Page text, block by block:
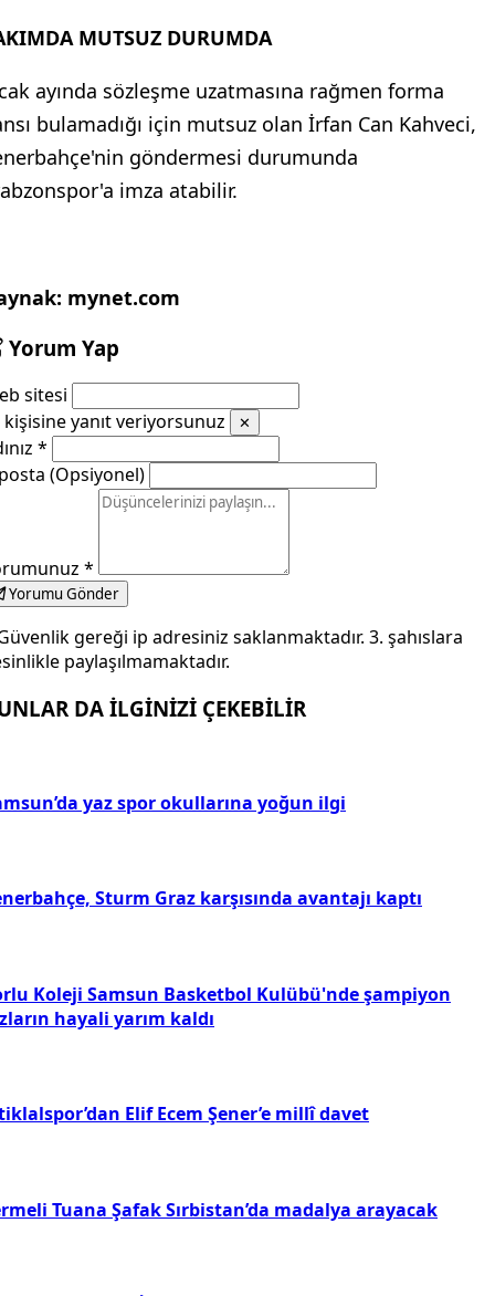
MUTSUZ DURUMDA
ayında sözleşme uzatmasına rağmen forma
bulamadığı için mutsuz olan İrfan Can Kahveci,
göndermesi durumunda
imza atabilir.
mynet.com
Yorum Yap
sitesi
kişisine yanıt veriyorsunuz
✕
*
(Opsiyonel)
*
Yorumu Gönder
gereği ip adresiniz saklanmaktadır. 3. şahıslara
paylaşılmamaktadır.
DA İLGİNİZİ ÇEKEBİLİR
yaz spor okullarına yoğun ilgi
Sturm Graz karşısında avantajı kaptı
Koleji Samsun Basketbol Kulübü'nde şampiyon
hayali yarım kaldı
Elif Ecem Şener’e millî davet
Tuana Şafak Sırbistan’da madalya arayacak